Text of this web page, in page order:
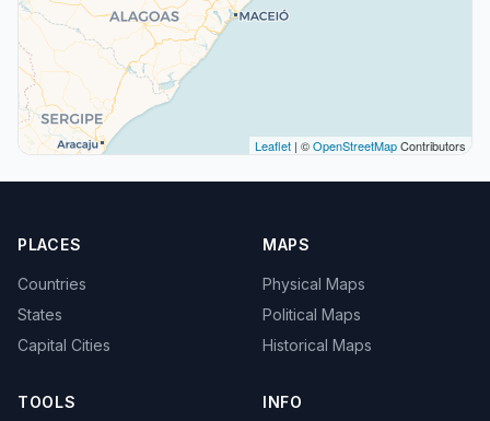
Leaflet | ©OpenStreetMapContributors
PLACES
Countries
States
Capital Cities
MAPS
Physical Maps
Political Maps
Historical Maps
TOOLS INFO